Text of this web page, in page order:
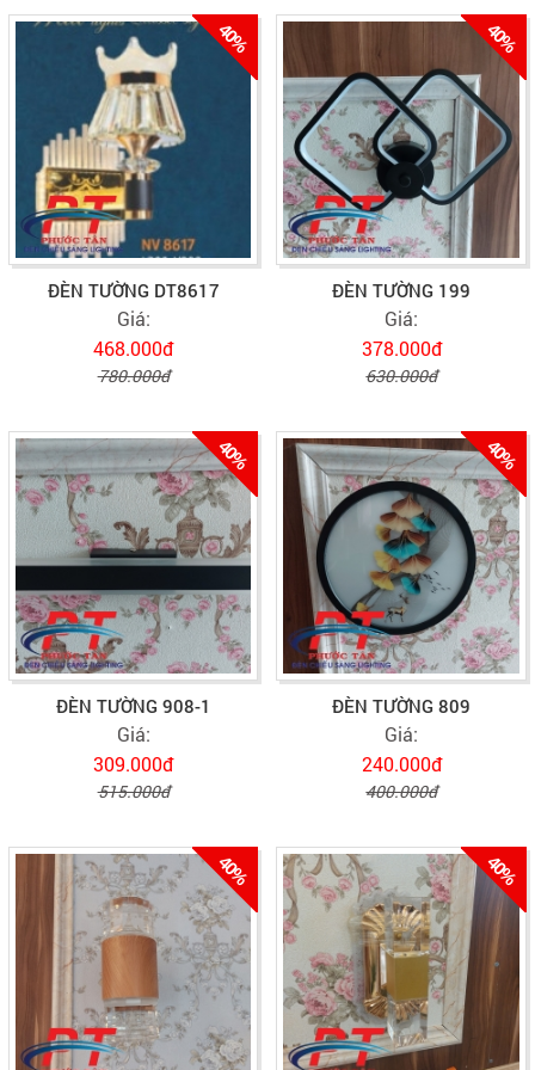
40%
ĐÈN TƯỜNG DT8617
Giá:
468.000đ
780.000đ
40%
ĐÈN TƯỜNG 199
Giá:
378.000đ
630.000đ
40%
ĐÈN TƯỜNG 908-1
Giá:
309.000đ
515.000đ
40%
ĐÈN TƯỜNG 809
Giá:
240.000đ
400.000đ
40% 40%